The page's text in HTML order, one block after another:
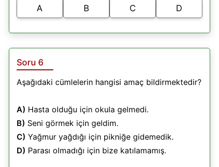
A B C D
Soru 6
Aşağıdaki cümlelerin hangisi amaç bildirmektedir?
A) Hasta olduğu için okula gelmedi.
B) Seni görmek için geldim.
C) Yağmur yağdığı için pikniğe gidemedik.
D) Parası olmadığı için bize katılamamış.